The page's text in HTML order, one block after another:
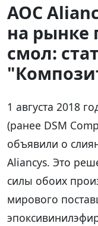
AOC
на
смол:
1 августа 2018
(ранее DSM
объявили о
Aliancys. Это
силы обоих
мирового